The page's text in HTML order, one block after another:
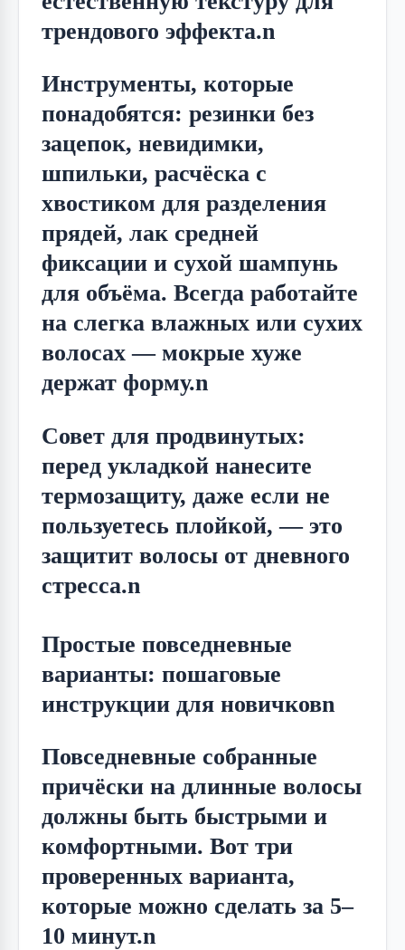
трендового эффекта.n
Инструменты, которые
понадобятся: резинки без
зацепок, невидимки,
шпильки, расчёска с
хвостиком для разделения
прядей, лак средней
фиксации и сухой шампунь
для объёма. Всегда работайте
на слегка влажных или сухих
волосах — мокрые хуже
держат форму.n
Совет для продвинутых:
перед укладкой нанесите
термозащиту, даже если не
пользуетесь плойкой, — это
защитит волосы от дневного
стресса.n
Простые повседневные
варианты: пошаговые
инструкции для новичковn
Повседневные собранные
причёски на длинные волосы
должны быть быстрыми и
комфортными. Вот три
проверенных варианта,
которые можно сделать за 5–
10 минут.n